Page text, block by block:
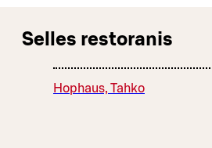
Selles restoranis
Hophaus, Tahko